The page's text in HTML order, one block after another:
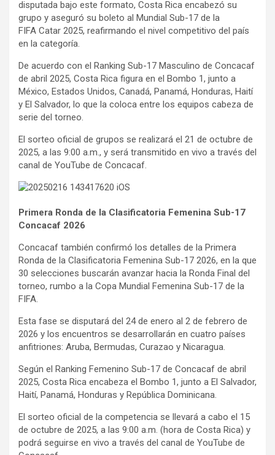
disputada bajo este formato, Costa Rica encabezó su
grupo y aseguró su boleto al Mundial Sub-17 de la
FIFA Catar 2025, reafirmando el nivel competitivo del país
en la categoría.
De acuerdo con el Ranking Sub-17 Masculino de Concacaf
de abril 2025, Costa Rica figura en el Bombo 1, junto a
México, Estados Unidos, Canadá, Panamá, Honduras, Haití
y El Salvador, lo que la coloca entre los equipos cabeza de
serie del torneo.
El sorteo oficial de grupos se realizará el 21 de octubre de
2025, a las 9:00 a.m., y será transmitido en vivo a través del
canal de YouTube de Concacaf.
Primera Ronda de la Clasificatoria Femenina Sub-17
Concacaf 2026
Concacaf también confirmó los detalles de la Primera
Ronda de la Clasificatoria Femenina Sub-17 2026, en la que
30 selecciones buscarán avanzar hacia la Ronda Final del
torneo, rumbo a la Copa Mundial Femenina Sub-17 de la
FIFA.
Esta fase se disputará del 24 de enero al 2 de febrero de
2026 y los encuentros se desarrollarán en cuatro países
anfitriones: Aruba, Bermudas, Curazao y Nicaragua.
Según el Ranking Femenino Sub-17 de Concacaf de abril
2025, Costa Rica encabeza el Bombo 1, junto a El Salvador,
Haití, Panamá, Honduras y República Dominicana.
El sorteo oficial de la competencia se llevará a cabo el 15
de octubre de 2025, a las 9:00 a.m. (hora de Costa Rica) y
podrá seguirse en vivo a través del canal de YouTube de